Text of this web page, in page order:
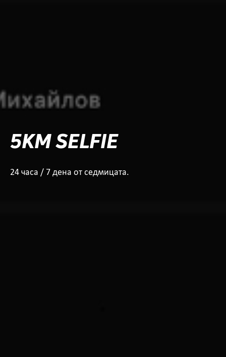
5KM SELFIE
24 часа / 7 дена от седмицата.